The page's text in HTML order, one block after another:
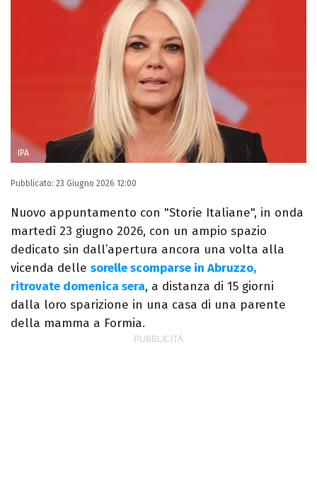
giornalismo, il calcio, la TV e la moda, dove
cerco sempre le ultime tendenze.
IPA
Pubblicato: 23 Giugno 2026 12:00
Nuovo appuntamento con "Storie Italiane", in onda
martedì 23 giugno 2026, con un ampio spazio
dedicato sin dall’apertura ancora una volta alla
vicenda delle sorelle scomparse in Abruzzo,
ritrovate domenica sera, a distanza di 15 giorni
dalla loro sparizione in una casa di una parente
della mamma a Formia.